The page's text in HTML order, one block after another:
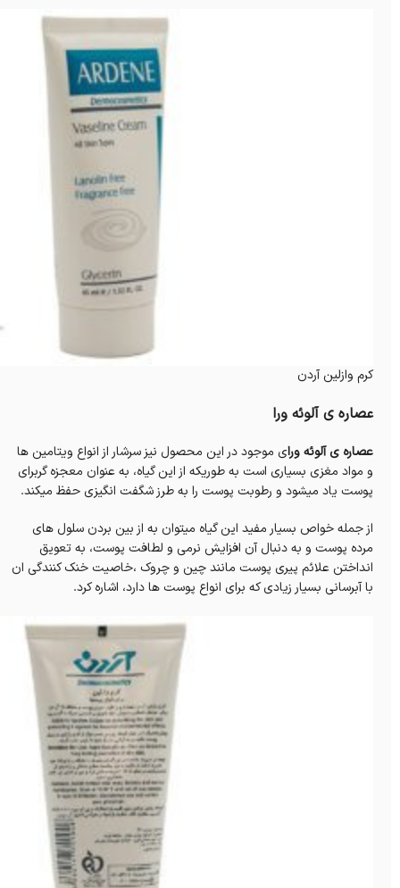
کرم وازلین آردن
عصاره ی آلوئه ورا
عصاره ی آلوئه ورای موجود در این محصول نیز سرشار از انواع ویتامین ها
و مواد مغزی بسیاری است به طوریکه از این گیاه، به عنوان معجزه گربرای
پوست یاد میشود و رطوبت پوست را به طرز شگفت انگیزی حفظ میکند.
از جمله خواص بسیار مفید این گیاه میتوان به از بین بردن سلول های
مرده پوست و به دنبال آن افزایش نرمی و لطافت پوست، به تعویق
انداختن علائم پیری پوست مانند چین و چروک ،خاصیت خنک کنندگی ان
با آبرسانی بسیار زیادی که برای انواع پوست ها دارد، اشاره کرد.